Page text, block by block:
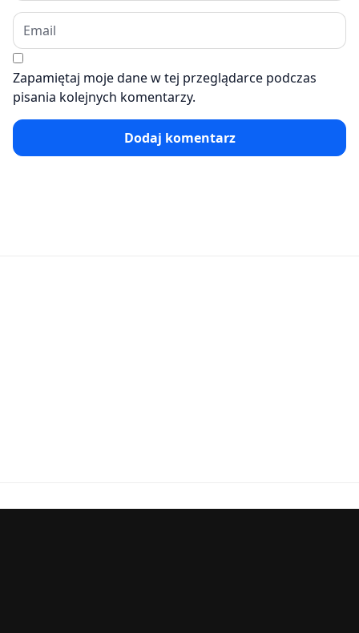
Zapamiętaj moje dane w tej przeglądarce podczas
pisania kolejnych komentarzy.
Dodaj komentarz